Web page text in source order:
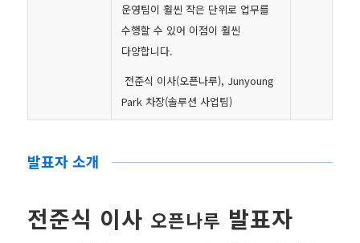
운영팀이 훨씬 작은 단위로 업무를
수행할 수 있어 이점이 훨씬
다양합니다.
전준식 이사(오픈나루), Junyoung
Park 차장(솔루션 사업팀)
발표자 소개
전준식 이사 오픈나루 발표자